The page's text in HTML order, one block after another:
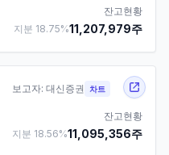
잔고현황
지분 18.75%11,207,979주
보고자: 대신증권 차트
잔고현황
지분 18.56%11,095,356주